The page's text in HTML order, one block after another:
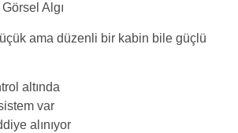
Algı
ama düzenli bir kabin bile güçlü
altında
var
alınıyor